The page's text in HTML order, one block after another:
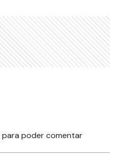
para poder comentar